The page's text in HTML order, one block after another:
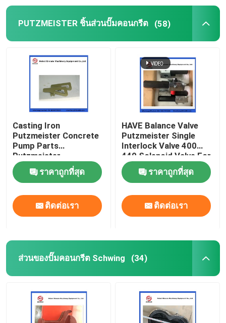
อุปกรณ์เสริมปั๊มคอนกรีต
รถปั๊มคอนกรีตมือสอง
PUTZMEISTER ชิ้นส่วนปั๊มคอนกรีต (58)
Casting Iron
Putzmeister Concrete
Pump Parts
Putzmeister
Agitatoring Paddles
ราคาถูกที่สุด
ติดต่อเรา
HAVE Balance Valve
Putzmeister Single
Interlock Valve 400
440 Solenoid Valve For
Concrete Pump
ราคาถูกที่สุด
ติดต่อเรา
ส่วนของปั๊มคอนกรีต Schwing (34)